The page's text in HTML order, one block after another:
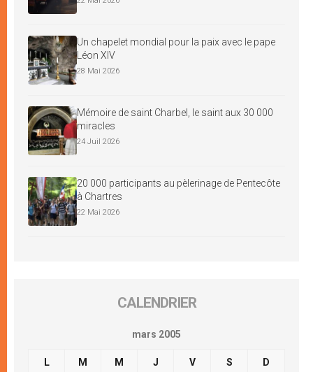
Un chapelet mondial pour la paix avec le pape
Léon XIV
28 Mai 2026
Mémoire de saint Charbel, le saint aux 30 000
miracles
24 Juil 2026
20 000 participants au pèlerinage de Pentecôte
à Chartres
22 Mai 2026
CALENDRIER
mars 2005
L M M J V S D